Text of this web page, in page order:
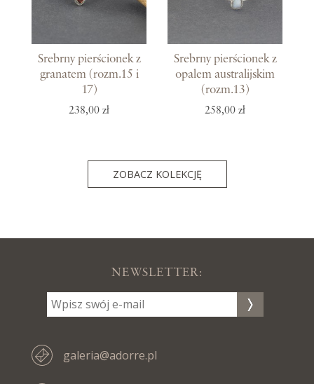
Srebrny pierścionek z
granatem (rozm.15 i
17)
238,00 zł
Srebrny pierścionek z
opalem australijskim
(rozm.13)
258,00 zł
ZOBACZ KOLEKCJĘ
NEWSLETTER:
galeria@adorre.pl